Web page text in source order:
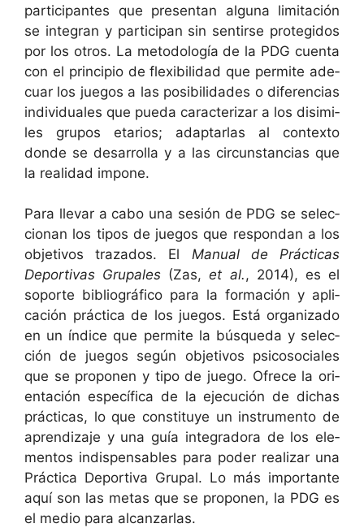
par­tic­i­pantes que pre­sen­tan algu­na lim­itación
se inte­gran y par­tic­i­pan sin sen­tirse pro­te­gi­dos
por los otros. La metodología de la PDG cuen­ta
con el prin­ci­pio de flex­i­bil­i­dad que per­mite ade­
cuar los jue­gos a las posi­bil­i­dades o difer­en­cias
indi­vid­uales que pue­da car­ac­teri­zar a los dis­im­i­
les gru­pos etar­ios; adap­tar­las al con­tex­to
donde se desar­rol­la y a las cir­cun­stan­cias que
la real­i­dad impone.
Para lle­var a cabo una sesión de PDG se selec­
cio­nan los tipos de jue­gos que respon­dan a los
obje­tivos traza­dos. El Man­u­al de Prác­ti­cas
Deporti­vas Gru­pales (Zas,et al., 2014), es el
soporte bib­li­ográ­fi­co para la for­ma­ción y apli­
cación prác­ti­ca de los jue­gos. Está orga­ni­za­do
en un índice que per­mite la búsque­da y selec­
ción de jue­gos según obje­tivos psi­coso­ciales
que se pro­po­nen y tipo de juego. Ofrece la ori­
entación especí­fi­ca de la eje­cu­ción de dichas
prác­ti­cas, lo que con­sti­tuye un instru­men­to de
apren­diza­je y una guía inte­grado­ra de los ele­
men­tos indis­pens­ables para poder realizar una
Prác­ti­ca Deporti­va Gru­pal. Lo más impor­tante
aquí son las metas que se pro­po­nen, la PDG es
el medio para alcanzarlas.